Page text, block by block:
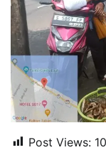
Post Views: